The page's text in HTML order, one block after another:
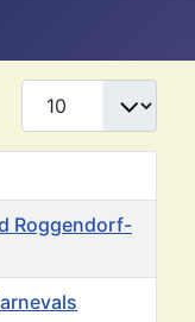
Anzeige #
Roggendorf-